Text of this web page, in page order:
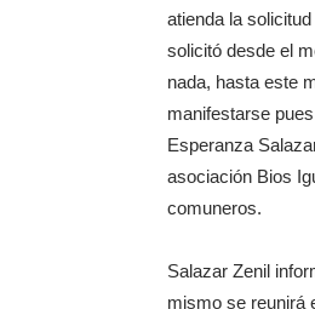
atienda la
solicitó desde el
nada, hasta este
manifestarse
Esperanza
asociación Bios
comuneros.
Salazar Zenil
mismo se reunirá